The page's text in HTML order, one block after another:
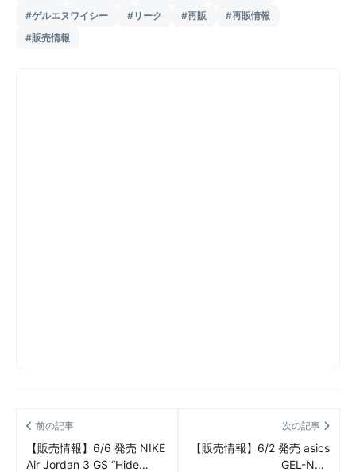
#ゲルエヌワイシー
#リーク #再販
#再販情報
#販売情報
前の記事
【販売情報】6/6 発売 NIKE
Air Jordan 3 GS “Hide
次の記事
【販売情報】6/2 発売 asics
GEL-NYC